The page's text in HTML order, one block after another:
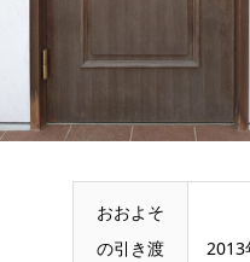
おおよそ
の引き渡
2013